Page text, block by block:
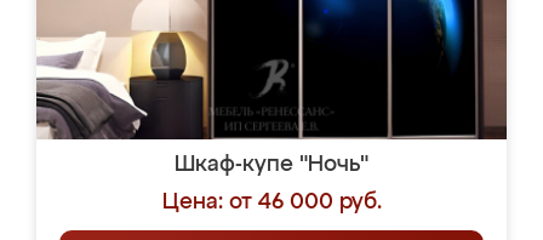
Шкаф-купе "Ночь"
Цена: от 46 000 руб.